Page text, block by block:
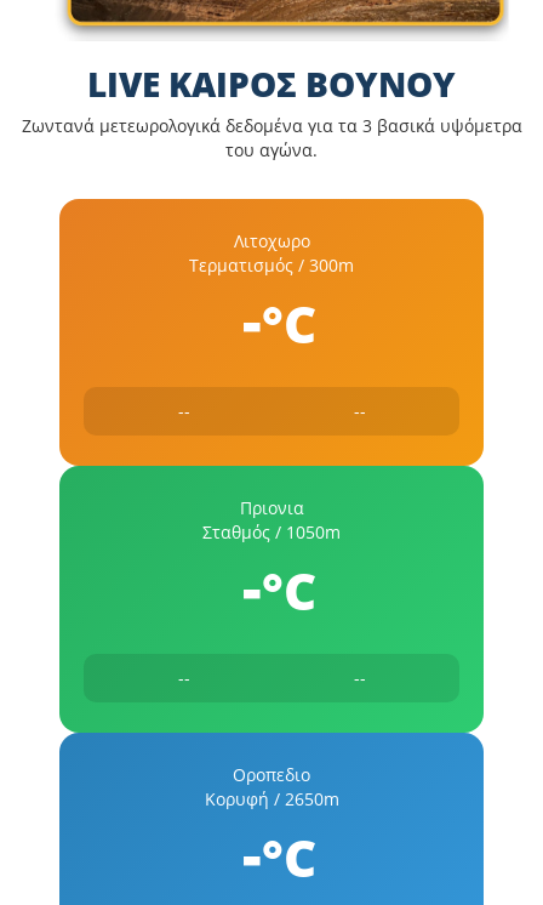
LIVE ΚΑΙΡΟΣ ΒΟΥΝΟΥ
Ζωντανά μετεωρολογικά δεδομένα για τα 3 βασικά υψόμετρα
του αγώνα.
Λιτοχωρο
Τερματισμός / 300m
-°C
-- --
Πριονια
Σταθμός / 1050m
-°C
-- --
Οροπεδιο
Κορυφή / 2650m
-°C